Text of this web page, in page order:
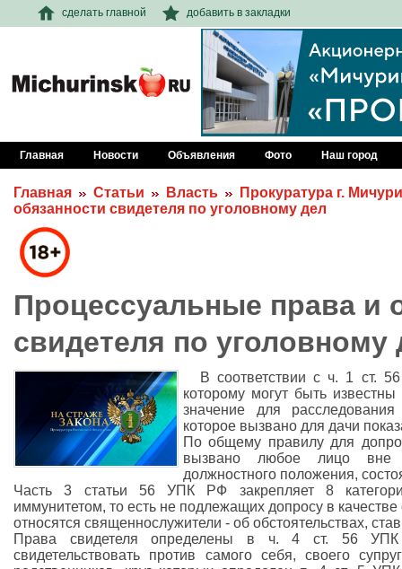
сделать главной добавить в закладки
Главная Новости Объявления Фото Наш город
Главная Статьи Власть
Прокуратура г.
обязанности свидетеля по уголовному дел
Процессуальные права и
свидетеля по уголовному
В соответствии с ч. 1 ст.
которому могут быть
значение для
которое вызвано для дачи
По общему правилу для
вызвано любое лицо вне
должностного положения,
Часть 3 статьи 56 УПК РФ закрепляет 8
иммунитетом, то есть не подлежащих допросу в
относятся священнослужители - об обстоятельствах,
Права свидетеля определены в ч. 4 ст. 56 УПК
свидетельствовать против самого себя, своего